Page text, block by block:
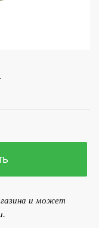
и может